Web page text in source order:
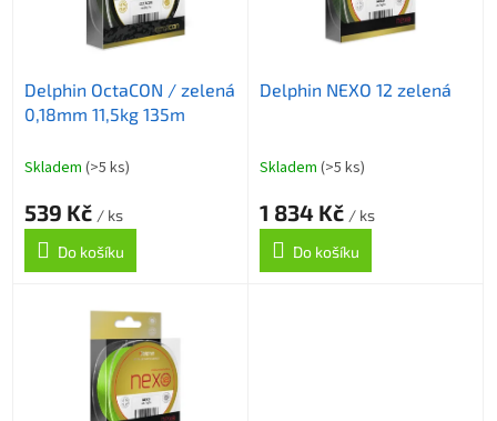
Delphin OctaCON / zelená
0,18mm 11,5kg 135m
Skladem (>5 ks)
539 Kč / ks
Do košíku
Delphin NEXO 12 zelená
Skladem (>5 ks)
1 834 Kč / ks
Do košíku